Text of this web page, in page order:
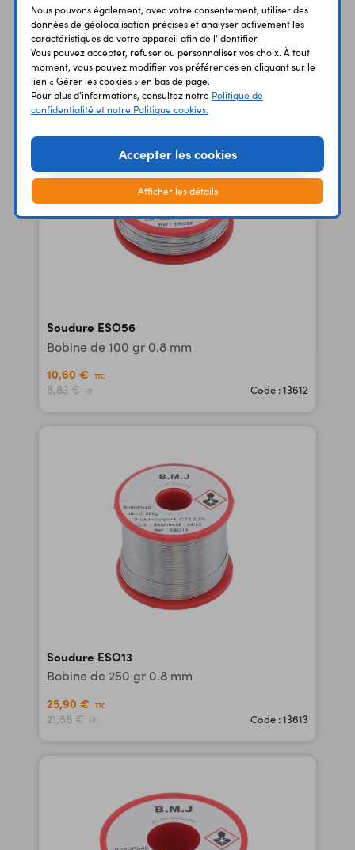
2,58 € HT Code : 13603
BOBINES-DE-SOUDURE-AU-PLOMB-0-8-MM-2556 -
BMJ
Soudure ESO56
Bobine de 100 gr 0.8 mm
10,60 €
TTC
8,83 € HT Code : 13612
Soudure ESO13
Bobine de 250 gr 0.8 mm
25,90 €
TTC
21,58 € HT Code : 13613
Nous pouvons également, avec votre consentement, utiliser des
données de géolocalisation précises et analyser activement les
caractéristiques de votre appareil afin de l'identifier.
Vous pouvez accepter, refuser ou personnaliser vos choix. À tout
moment, vous pouvez modifier vos préférences en cliquant sur le
lien « Gérer les cookies » en bas de page.
Pour plus d'informations, consultez notre Politique de
confidentialité et notre Politique cookies.
Accepter les cookies
Afficher les détails